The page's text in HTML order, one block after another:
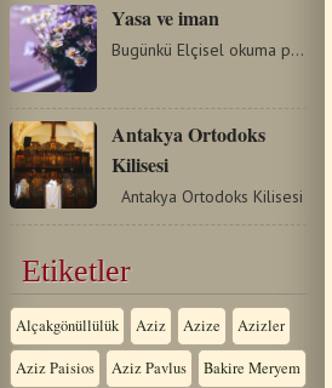
Yasa ve iman
Bugünkü Elçisel okuma pasajı Elçi Pavlus’un Galatyalılara…
Antakya Ortodoks
Kilisesi
Antakya Ortodoks Kilisesi
Etiketler
Alçakgönüllülük Aziz Azize Azizler
Aziz Paisios Aziz Pavlus Bakire Meryem